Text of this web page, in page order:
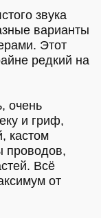
звука
варианты
Этот
редкий на
очень
и гриф,
кастом
проводов,
Всё
от